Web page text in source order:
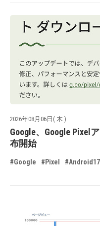
2026年08月06日( 木 )
Google、Google Pixel
布開始
#Google #Pixel #Android17